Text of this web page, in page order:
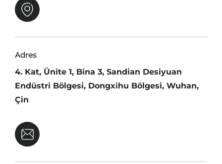
Adres
4. Kat, Ünite 1, Bina 3, Sandian Desiyuan
Endüstri Bölgesi, Dongxihu Bölgesi, Wuhan,
Çin